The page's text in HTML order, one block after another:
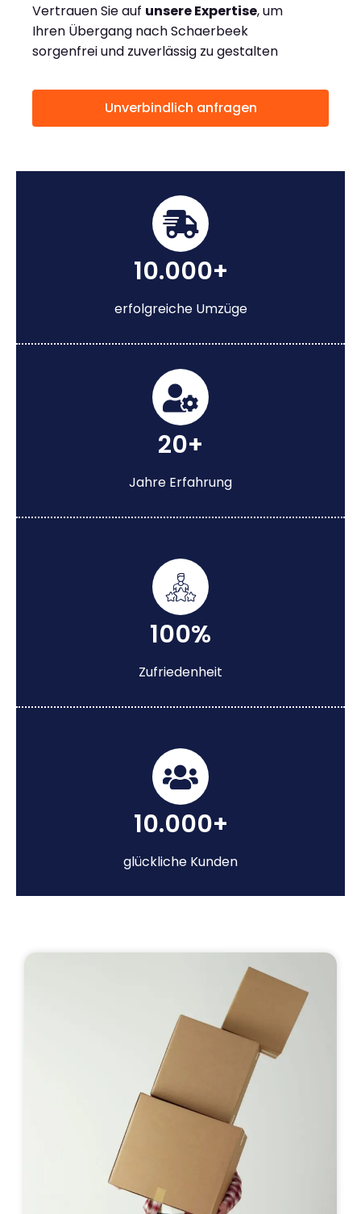
Vertrauen Sie auf unsere Expertise, um
Ihren Übergang nach Schaerbeek
sorgenfrei und zuverlässig zu gestalten
Unverbindlich anfragen
10.000+
erfolgreiche Umzüge
20+
Jahre Erfahrung
100%
Zufriedenheit
10.000+
glückliche Kunden